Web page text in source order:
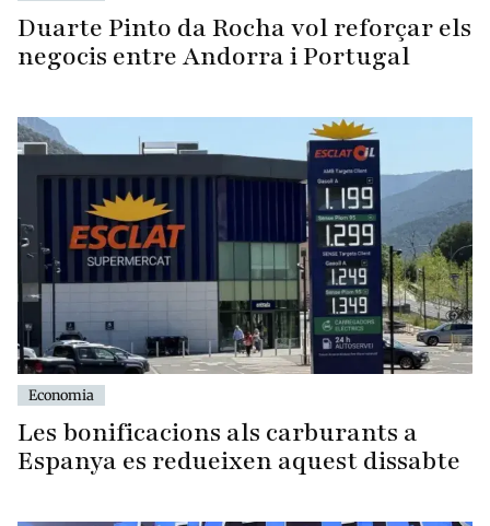
Duarte Pinto da Rocha vol reforçar els
negocis entre Andorra i Portugal
Economia
Les bonificacions als carburants a
Espanya es redueixen aquest dissabte